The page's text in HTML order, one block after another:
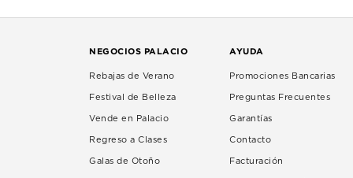
NEGOCIOS PALACIO
Rebajas de Verano
Festival de Belleza
Vende en Palacio
Regreso a Clases
Galas de Otoño
AYUDA
Promociones Bancarias
Preguntas Frecuentes
Garantías
Contacto
Facturación